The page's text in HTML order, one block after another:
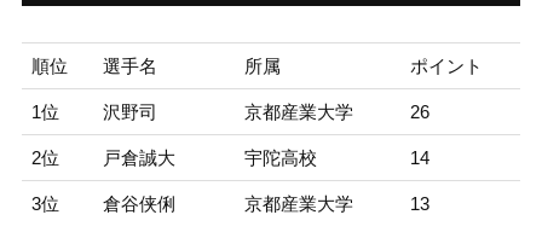
順位 選手名 所属 ポイント
1位 沢野司 京都産業大学 26
2位 戸倉誠大 宇陀高校 14
3位 倉谷侠俐 京都産業大学 13